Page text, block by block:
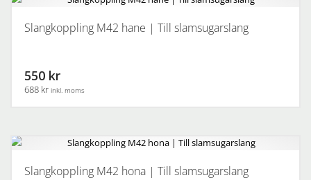
Slangkoppling M42 hane | Till slamsugarslang
550 kr
688 kr inkl. moms
Slangkoppling M42 hona | Till slamsugarslang